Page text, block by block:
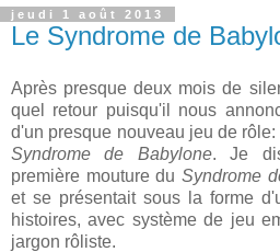
jeudi 1 août 2013
Le Syndrome de
Après presque deux mois de
quel retour puisqu'il nous
d'un presque nouveau jeu de rôle:
Syndrome de Babylone. Je
première mouture du Syndrome
et se présentait sous la forme
histoires, avec système de jeu
jargon rôliste.